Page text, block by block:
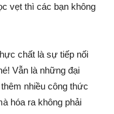
vẹt thì các bạn không
chất là sự tiếp nối
Vẫn là những đại
nhiều công thức
hóa ra không phải